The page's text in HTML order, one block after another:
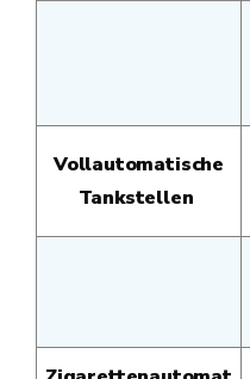
Vollautomatische
Tankstellen